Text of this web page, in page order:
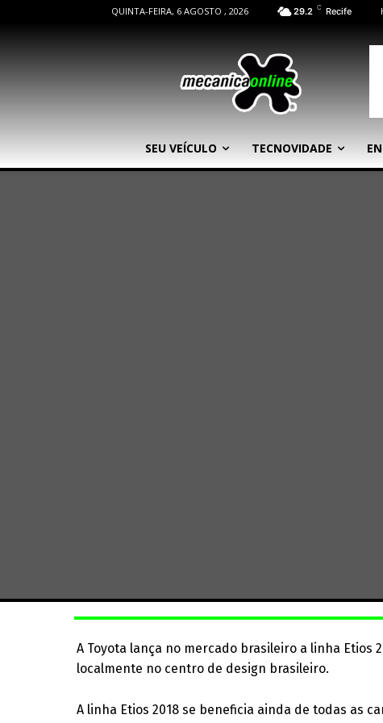
QUINTA-FEIRA, 6 AGOSTO , 2026 29.2 C Recife
SEU VEÍCULO TECNOVIDADE
A Toyota lança no mercado brasileiro a linha Etios
localmente no centro de design brasileiro.
A linha Etios 2018 se beneficia ainda de todas as